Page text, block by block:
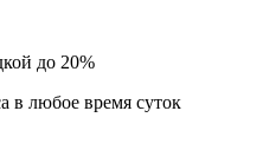
до 20%
в любое время суток